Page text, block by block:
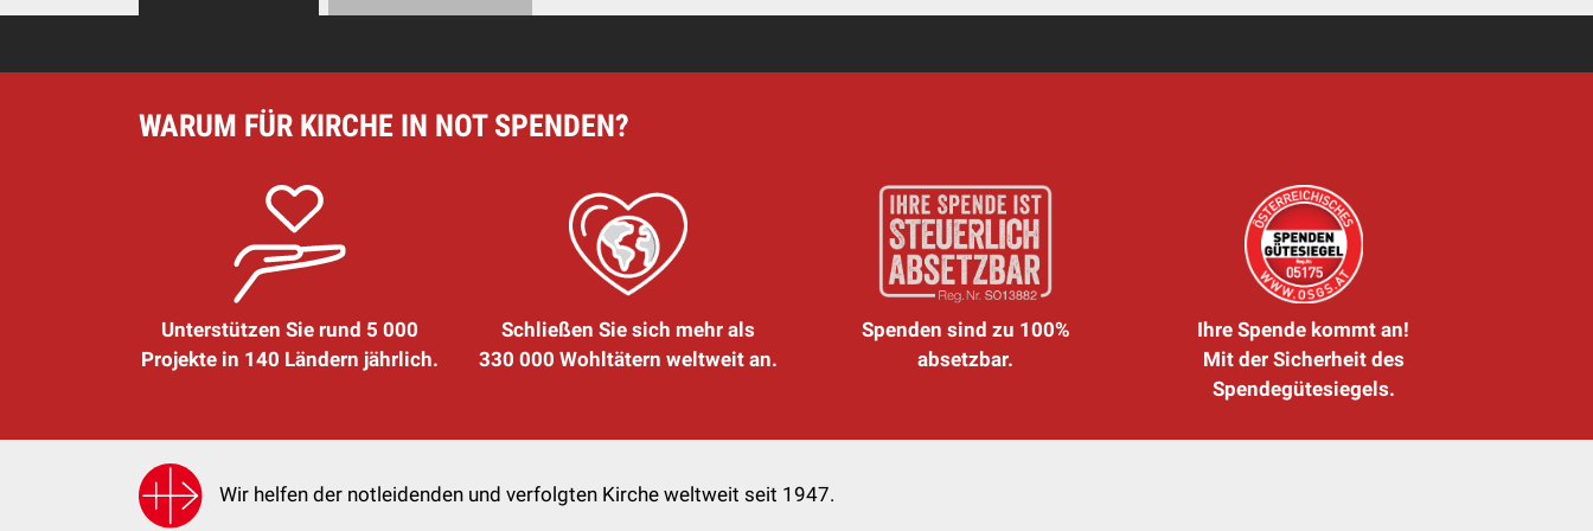
WARUM FÜR KIRCHE IN NOT SPENDEN?
Unterstützen Sie rund 5 000
Projekte in 140 Ländern jährlich.
Schließen Sie sich mehr als
330 000 Wohltätern weltweit an.
Spenden sind zu 100%
absetzbar.
Ihre Spende kommt an!
Mit der Sicherheit des
Spendegütesiegels.
Wir helfen der notleidenden und verfolgten Kirche weltweit seit 1947.